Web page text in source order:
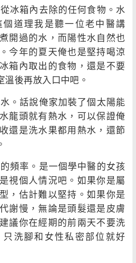
冰箱內去除的任何食物。水
道理我是聽一位老中醫講
開過的水，而陽性水自然也
今年的夏天俺也是堅持喝涼
箱內取出的食物，還是不要
後再放入口中吧。
。話說俺家加裝了個太陽能
龍頭就有熱水，可以保證俺
還是洗水果都用熱水，還節
頻率。是一個學中醫的女孩
視個人情況吧。如果你是屬
，估計難以堅持。如果你是
謝慢，無論是頭髮還是皮膚
議你在經期的前兩天不要洗
洗腳和女性私密部位就好